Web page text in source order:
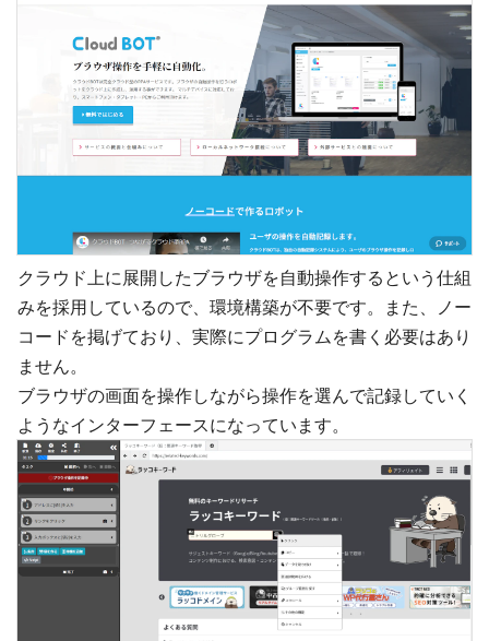
クラウド上に展開したブラウザを自動操作するという仕組
みを採用しているので、環境構築が不要です。また、ノー
コードを掲げており、実際にプログラムを書く必要はあり
ません。
ブラウザの画面を操作しながら操作を選んで記録していく
ようなインターフェースになっています。